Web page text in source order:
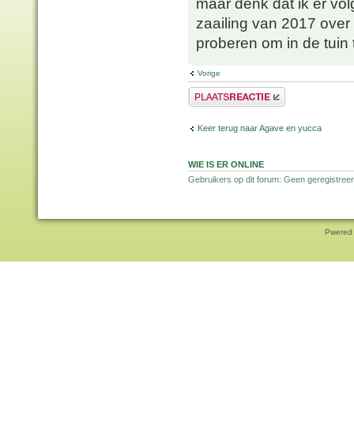
maar denk dat ik er
zaailing van 2017
proberen om in de
Vorige
Plaats een reactie
Keer terug naar Agave en yucca
WIE IS ER ONLINE
Gebruikers op dit forum: Geen